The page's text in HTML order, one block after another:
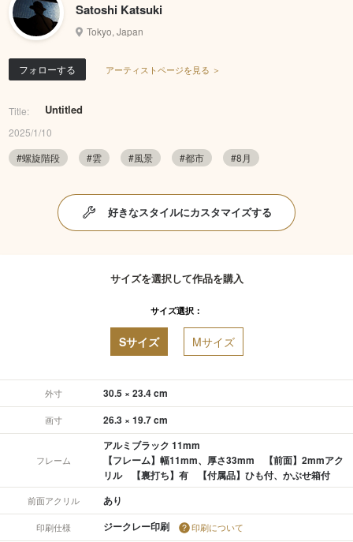
Satoshi Katsuki
Tokyo, Japan
フォローする アーティストページを見る ＞
Title: Untitled
2025/1/10
#螺旋階段
#雲 #風景 #都市 #8月
好きなスタイルにカスタマイズする
サイズを選択して作品を購入
サイズ選択：
Sサイズ Mサイズ
外寸 30.5 × 23.4 cm
画寸 26.3 × 19.7 cm
フレーム
アルミブラック 11mm
【フレーム】幅11mm、厚さ33mm 【前面】2mmアク
リル 【裏打ち】有 【付属品】ひも付、かぶせ箱付
前面アクリル あり
印刷仕様 ジークレー印刷 印刷について